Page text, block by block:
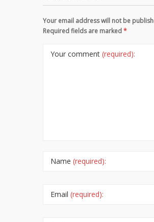
Your email address will not be
Required fields are marked*
Your comment (required):
Name (required):
Email (required):